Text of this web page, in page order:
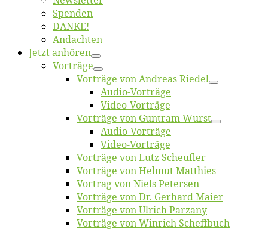
Spen­den
DANKE!
An­dach­ten
Jetzt an­hö­ren
Vor­trä­ge
Vor­trä­ge von An­dre­as Riedel
Au­dio-Vor­trä­ge
Vi­deo-Vor­trä­ge
Vor­trä­ge von Gun­tram Wurst
Au­dio-Vor­trä­ge
Vi­deo-Vor­trä­ge
Vor­trä­ge von Lutz Scheufler
Vor­trä­ge von Hel­mut Matthies
Vor­trag von Niels Petersen
Vor­trä­ge von Dr. Ger­hard Maier
Vor­trä­ge von Ul­rich Parzany
Vor­trä­ge von Win­rich Scheffbuch